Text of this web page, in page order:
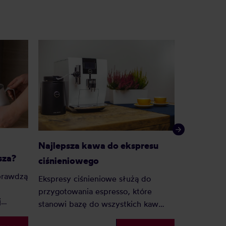
Najlepsza kawa do ekspresu
ciśnieniowego
Ekspresy ciśnieniowe służą do
przygotowania espresso, które
stanowi bazę do wszystkich kaw
mlecznych. Jeśli posiadacie taki